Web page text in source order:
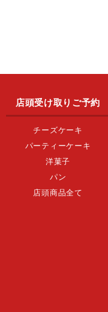
店頭受け取りご予約
チーズケーキ
パーティーケーキ
洋菓子
パン
店頭商品全て